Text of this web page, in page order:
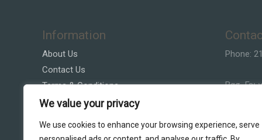
We value your privacy
We use cookies to enhance your browsing experience, serve
Information
About Us
Contact Us
Terms & Conditions
Privacy Policy
Phone:
Βασ.